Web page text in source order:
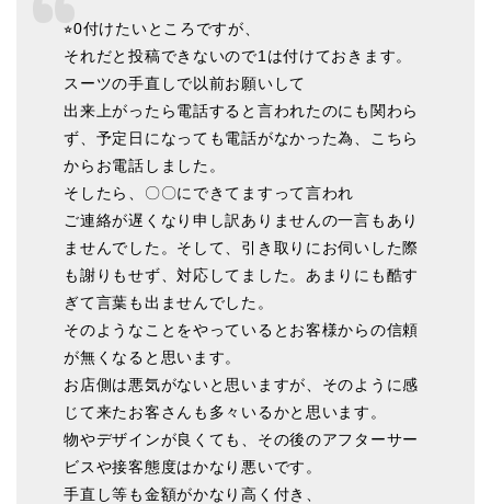
⭐︎0付けたいところですが、
それだと投稿できないので1は付けておきます。
スーツの手直しで以前お願いして
出来上がったら電話すると言われたのにも関わら
ず、予定日になっても電話がなかった為、こちら
からお電話しました。
そしたら、〇〇にできてますって言われ
ご連絡が遅くなり申し訳ありませんの一言もあり
ませんでした。そして、引き取りにお伺いした際
も謝りもせず、対応してました。あまりにも酷す
ぎて言葉も出ませんでした。
そのようなことをやっているとお客様からの信頼
が無くなると思います。
お店側は悪気がないと思いますが、そのように感
じて来たお客さんも多々いるかと思います。
物やデザインが良くても、その後のアフターサー
ビスや接客態度はかなり悪いです。
手直し等も金額がかなり高く付き、